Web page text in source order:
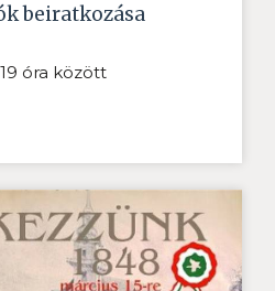
beiratkozása
óra között